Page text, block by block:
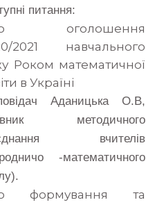
питання:
оголошення
2021 навчального
Роком математичної
в Україні
Аданицька О.В,
методичного
вчителів
-математичного
формування та